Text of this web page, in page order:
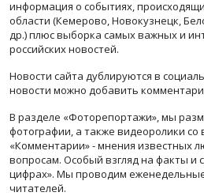
информация о событиях,
области (Кемерово, Новокузнецк,
др.) плюс выборка самых важных и
российских новостей.
Новости сайта дублируются в
новости можно добавить
В разделе «Фоторепортажи», мы
фотографии, а также видеоролики со
«Комментарии» - мнения известных
вопросам. Особый взгляд на факты и
цифрах». Мы проводим
читателей.